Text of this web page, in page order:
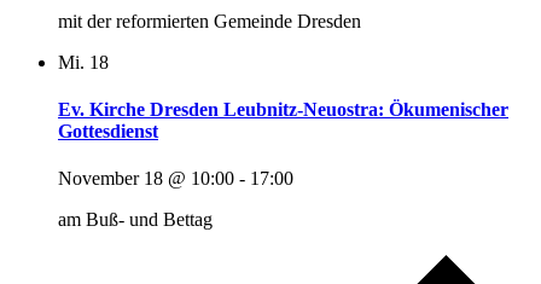
mit der reformierten Gemeinde Dresden
Mi. 18
Ev. Kirche Dresden Leubnitz-Neuostra: Ökumenischer
Gottesdienst
November 18 @ 10:00 - 17:00
am Buß- und Bettag